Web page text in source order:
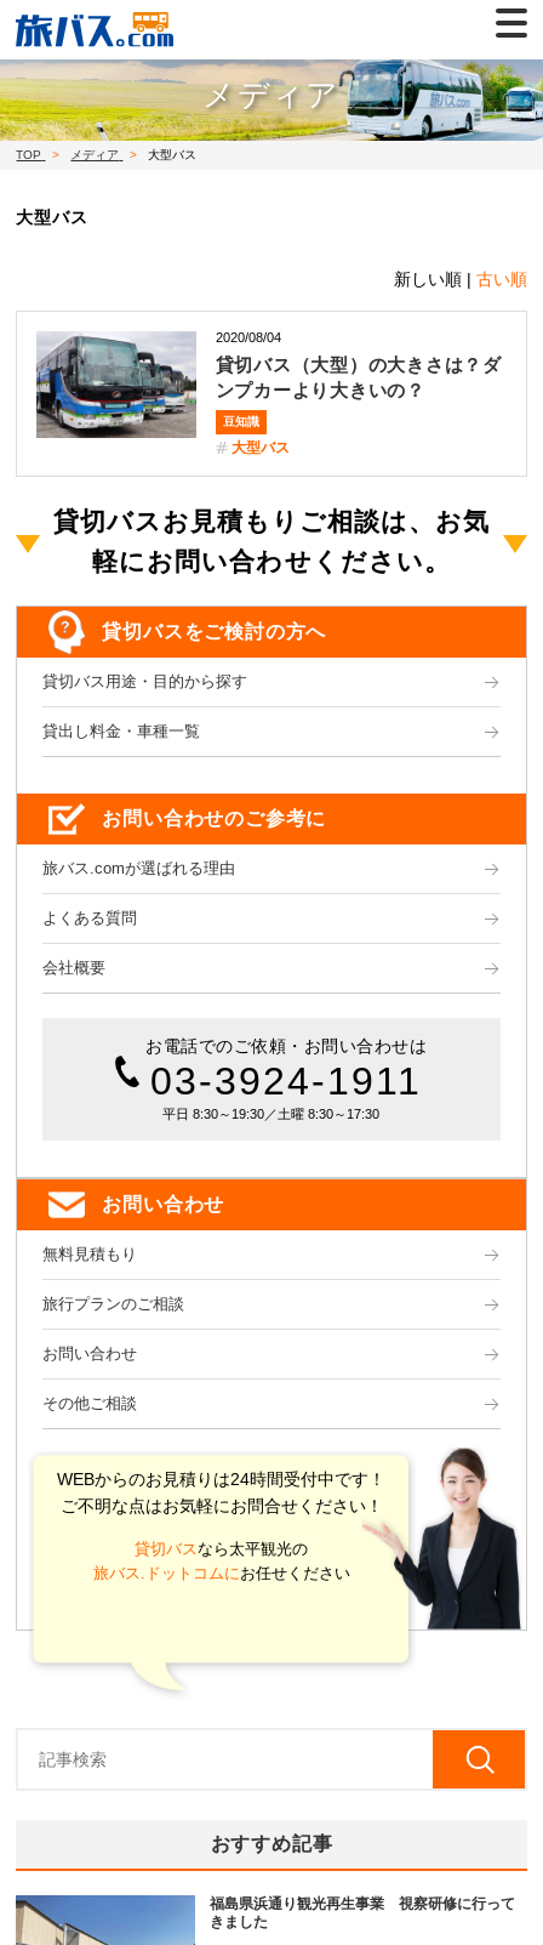
メディア
TOP メディア 大型バス
大型バス
新しい順 | 古い順
2020/08/04
貸切バス（大型）の大きさは？ダ
ンプカーより大きいの？
豆知識
大型バス
貸切バスお見積もりご相談は、お気
軽にお問い合わせください。
貸切バスをご検討の方へ
貸切バス用途・目的から探す
貸出し料金・車種一覧
お問い合わせのご参考に
旅バス.comが選ばれる理由
よくある質問
会社概要
お電話でのご依頼・お問い合わせは
03-3924-1911
平日 8:30～19:30／土曜 8:30～17:30
お問い合わせ
無料見積もり
旅行プランのご相談
お問い合わせ
その他ご相談
WEBからのお見積りは24時間受付中です！
ご不明な点はお気軽にお問合せください！
貸切バスなら太平観光の
旅バス.ドットコムにお任せください
おすすめ記事
福島県浜通り観光再生事業 視察研修に行って
きました